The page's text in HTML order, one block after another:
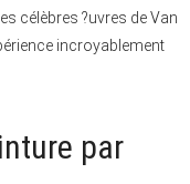
célèbres ?uvres de Van
incroyablement
par